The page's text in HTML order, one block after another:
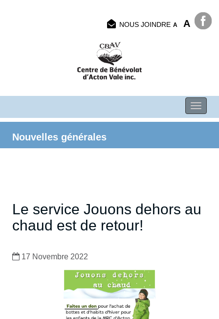
NOUS JOINDRE A A
Nouvelles générales
Le service Jouons dehors au
chaud est de retour!
17 Novembre 2022